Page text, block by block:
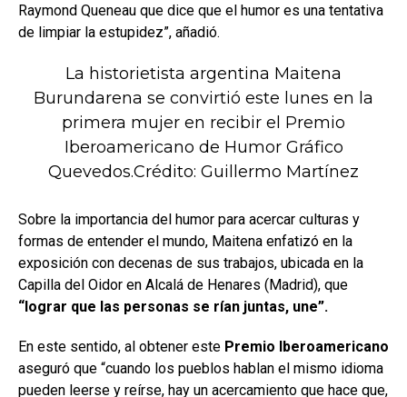
Raymond Queneau que dice que el humor es una tentativa
de limpiar la estupidez”, añadió.
La historietista argentina Maitena
Burundarena se convirtió este lunes en la
primera mujer en recibir el Premio
Iberoamericano de Humor Gráfico
Quevedos.Crédito: Guillermo Martínez
Sobre la importancia del humor para acercar culturas y
formas de entender el mundo, Maitena enfatizó en la
exposición con decenas de sus trabajos, ubicada en la
Capilla del Oidor en Alcalá de Henares (Madrid), que
“lograr que las personas se rían juntas, une”.
En este sentido, al obtener este Premio Iberoamericano
aseguró que “cuando los pueblos hablan el mismo idioma
pueden leerse y reírse, hay un acercamiento que hace que,